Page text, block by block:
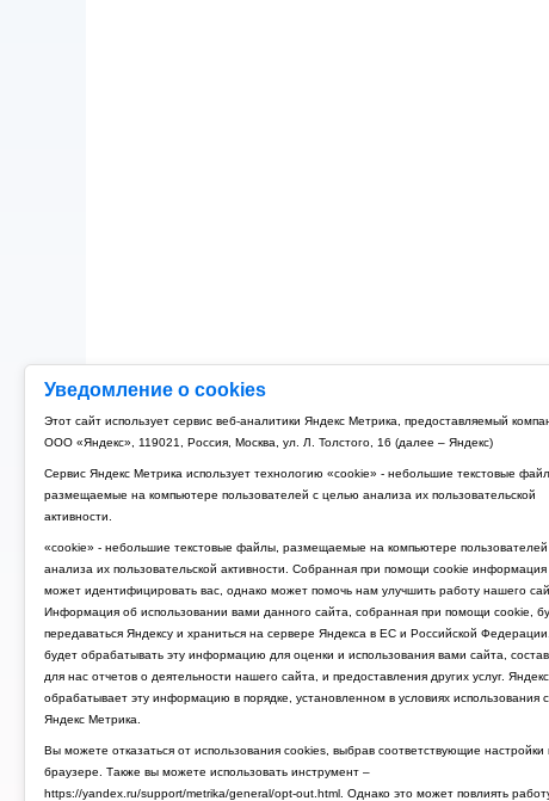
Уведомление о cookies
Этот сайт использует сервис веб-аналитики Яндекс Метрика, предоставляемый
ООО «Яндекс», 119021, Россия, Москва, ул. Л. Толстого, 16 (далее – Яндекс)
Сервис Яндекс Метрика использует технологию «cookie» - небольшие текстовые
размещаемые на компьютере пользователей с целью анализа их пользовательской
активности.
«cookie» - небольшие текстовые файлы, размещаемые на компьютере
анализа их пользовательской активности. Собранная при помощи cookie информация
может идентифицировать вас, однако может помочь нам улучшить работу нашего
Информация об использовании вами данного сайта, собранная при помощи cookie,
передаваться Яндексу и храниться на сервере Яндекса в ЕС и Российской
будет обрабатывать эту информацию для оценки и использования вами сайта,
для нас отчетов о деятельности нашего сайта, и предоставления других услуг. Яндекс
обрабатывает эту информацию в порядке, установленном в условиях использования
Яндекс Метрика.
Вы можете отказаться от использования cookies, выбрав соответствующие настройки
браузере. Также вы можете использовать инструмент –
https://yandex.ru/support/metrika/general/opt-out.html. Однако это может повлиять